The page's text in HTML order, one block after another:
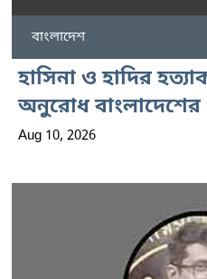
বাংলাদেশ
হাসিনা ও হাদির
অনুরোধ বাংলাদেশের
Aug 10, 2026